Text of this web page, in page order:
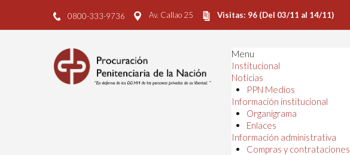
0800-333-9736 Av. Callao 25 Visitas: 96 (Del 03/11 al 14/11)
Menu
Institucional
Noticias
PPN Medios
Información institucional
Organigrama
Enlaces
Información administrativa
Compras y contrataciones